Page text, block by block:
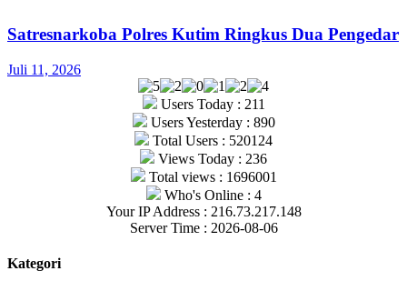
Satresnarkoba Polres Kutim Ringkus Dua Pengedar
Juli 11, 2026
Users Today : 211
Users Yesterday : 890
Total Users : 520124
Views Today : 236
Total views : 1696001
Who's Online : 4
Your IP Address : 216.73.217.148
Server Time : 2026-08-06
Kategori